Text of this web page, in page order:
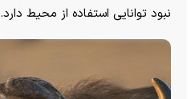
نبود توانایی استفاده از محیط دارد.